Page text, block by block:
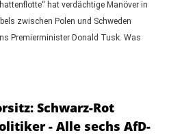
hat verdächtige Manöver in
zwischen Polen und Schweden
Premierminister Donald Tusk. Was
Schwarz-Rot
- Alle sechs AfD-